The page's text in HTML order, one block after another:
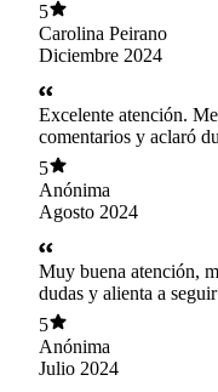
5
Carolina Peirano
Diciembre 2024
Excelente atención. Me escucho todos los
comentarios y aclaró
5
Anónima
Agosto 2024
Muy buena atención,
dudas y alienta a
5
Anónima
Julio 2024